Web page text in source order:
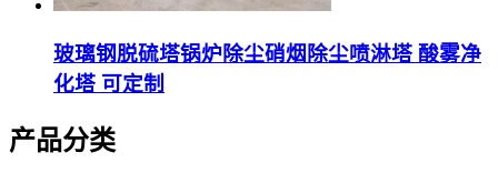
玻璃钢脱硫塔锅炉除尘硝烟除尘喷淋塔 酸雾净
化塔 可定制
产品分类